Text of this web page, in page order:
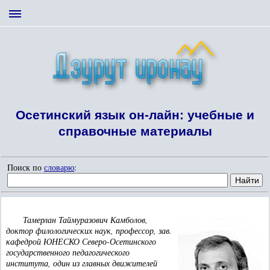
Осетинский язык он-лайн: учебные и
справочные материалы
Поиск по словарю:
Тамерлан Таймуразович Камболов,
доктор филологических наук, профессор, зав.
кафедрой ЮНЕСКО Северо-Осетинского
государственного педагогического
института, один из главных движителей